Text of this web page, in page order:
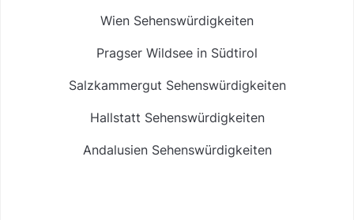
Wien Sehenswürdigkeiten
Pragser Wildsee in Südtirol
Salzkammergut Sehenswürdigkeiten
Hallstatt Sehenswürdigkeiten
Andalusien Sehenswürdigkeiten